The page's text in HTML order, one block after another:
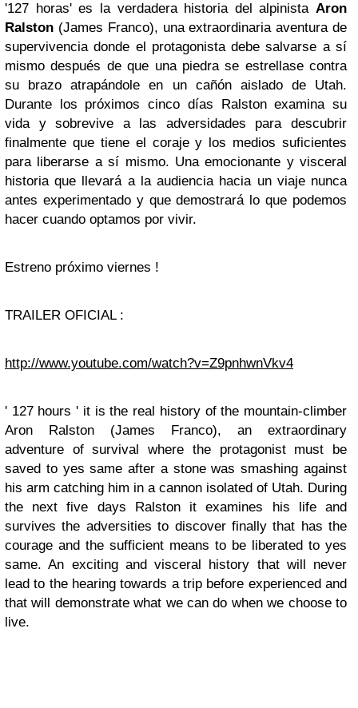
'127 horas' es la verdadera historia del alpinista Aron
Ralston (James Franco), una extraordinaria aventura de
supervivencia donde el protagonista debe salvarse a sí
mismo después de que una piedra se estrellase contra
su brazo atrapándole en un cañón aislado de Utah.
Durante los próximos cinco días Ralston examina su
vida y sobrevive a las adversidades para descubrir
finalmente que tiene el coraje y los medios suficientes
para liberarse a sí mismo. Una emocionante y visceral
historia que llevará a la audiencia hacia un viaje nunca
antes experimentado y que demostrará lo que podemos
hacer cuando optamos por vivir.
Estreno próximo viernes !
TRAILER OFICIAL :
http://www.youtube.com/watch?v=Z9pnhwnVkv4
' 127 hours ' it is the real history of the mountain-climber
Aron Ralston (James Franco), an extraordinary
adventure of survival where the protagonist must be
saved to yes same after a stone was smashing against
his arm catching him in a cannon isolated of Utah. During
the next five days Ralston it examines his life and
survives the adversities to discover finally that has the
courage and the sufficient means to be liberated to yes
same. An exciting and visceral history that will never
lead to the hearing towards a trip before experienced and
that will demonstrate what we can do when we choose to
live.